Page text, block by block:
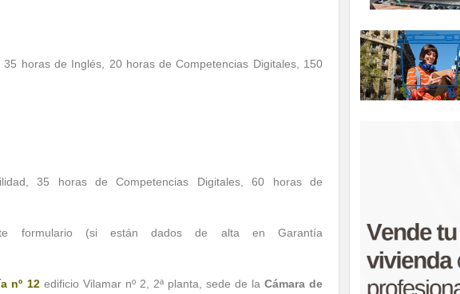
horas de Inglés, 20 horas de Competencias Digitales, 150
35 horas de Competencias Digitales, 60 horas de
formulario (si están dados de alta en Garantía
nº 12edificio Vilamar nº 2, 2ª planta, sede de la Cámara de